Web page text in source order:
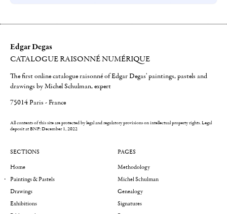
Edgar Degas
CATALOGUE RAISONNÉ NUMÉRIQUE
The first online catalogue raisonné of Edgar Degas' paintings, pastels and
drawings by Michel Schulman, expert
75014 Paris - France
All contents of this site are protected by legal and regulatory provisions on intellectual property rights.Legal
deposit at BNF: December 1, 2022
SECTIONS
Home
Paintings & Pastels
Drawings
Exhibitions
PAGES
Methodology
Michel Schulman
Genealogy
Signatures